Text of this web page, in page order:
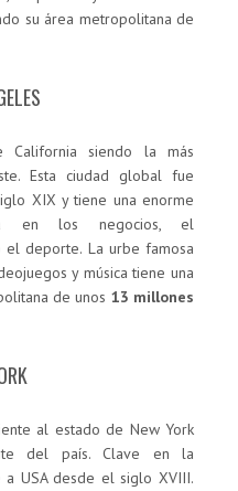
su área metropolitana de
siendo la más
Esta ciudad global fue
XIX y tiene una enorme
en los negocios, el
el deporte. La urbe famosa
y música tiene una
de unos 13 millones
al estado de New York
del país. Clave en la
USA desde el siglo XVIII.